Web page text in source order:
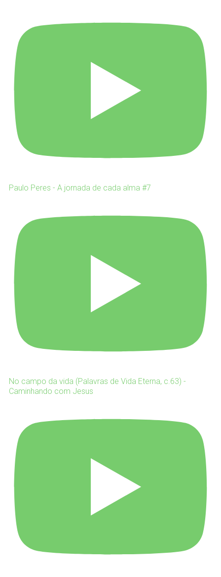
Paulo Peres - A jornada de cada alma #7
No campo da vida (Palavras de Vida Eterna, c.63) -
Caminhando com Jesus